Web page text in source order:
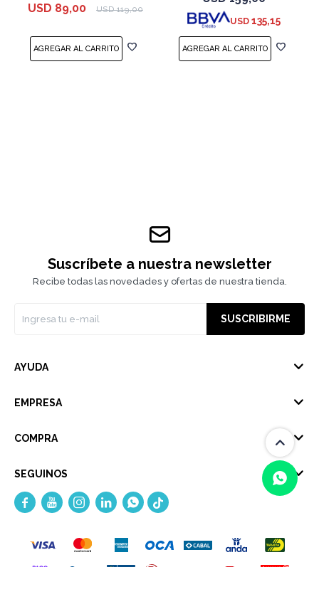
USD 89,00 USD 119,00
USD 135,15
(0/4)
Suscríbete a nuestra newsletter
Recibe todas las novedades y ofertas de nuestra tienda.
SUSCRIBIRME
AYUDA
EMPRESA
COMPRA
SEGUINOS
    